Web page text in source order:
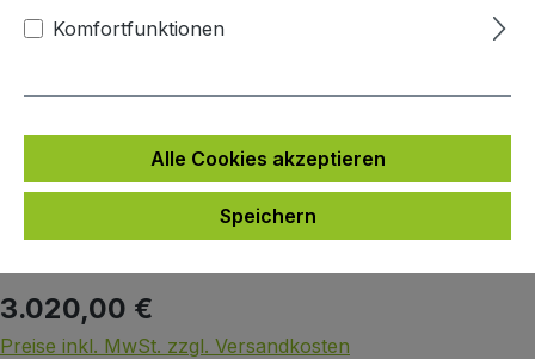
Bildergalerie überspringen
Regulärer Preis:
3.020,00 €
Preise inkl. MwSt. zzgl. Versandkosten
Komfortfunktionen
Alle Cookies akzeptieren
Speichern